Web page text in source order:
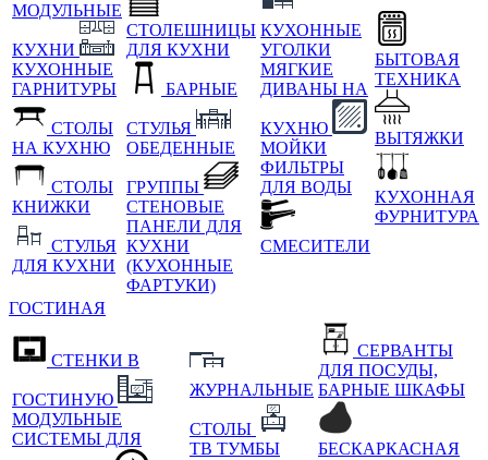
МОДУЛЬНЫЕ
КУХНИ
КУХОННЫЕ
ГАРНИТУРЫ
СТОЛЫ
НА КУХНЮ
СТОЛЫ
КНИЖКИ
СТУЛЬЯ
ДЛЯ КУХНИ
СТОЛЕШНИЦЫ
ДЛЯ КУХНИ
БАРНЫЕ
СТУЛЬЯ
ОБЕДЕННЫЕ
ГРУППЫ
СТЕНОВЫЕ
ПАНЕЛИ ДЛЯ
КУХНИ
(КУХОННЫЕ
ФАРТУКИ)
КУХОННЫЕ
УГОЛКИ
МЯГКИЕ
ДИВАНЫ НА
КУХНЮ
МОЙКИ
ФИЛЬТРЫ
ДЛЯ ВОДЫ
СМЕСИТЕЛИ
БЫТОВАЯ
ТЕХНИКА
ВЫТЯЖКИ
КУХОННАЯ
ФУРНИТУРА
ГОСТИНАЯ
СТЕНКИ В
ГОСТИНУЮ
МОДУЛЬНЫЕ
СИСТЕМЫ ДЛЯ
ЖУРНАЛЬНЫЕ
СТОЛЫ
ТВ ТУМБЫ
СЕРВАНТЫ
ДЛЯ ПОСУДЫ,
БАРНЫЕ ШКАФЫ
БЕСКАРКАСНАЯ